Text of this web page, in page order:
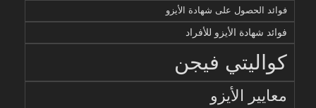
فوائد الحصول على شهادة الأيزو
فوائد شهادة الأيزو للأفراد
كواليتي فيجن
معايير الأيزو